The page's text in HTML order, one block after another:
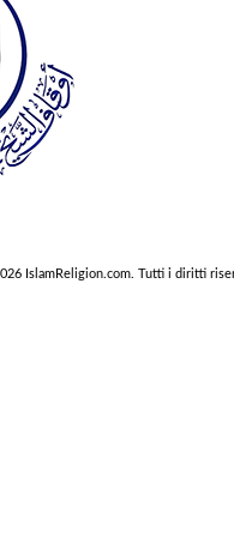
IslamReligion.com. Tutti i diritti